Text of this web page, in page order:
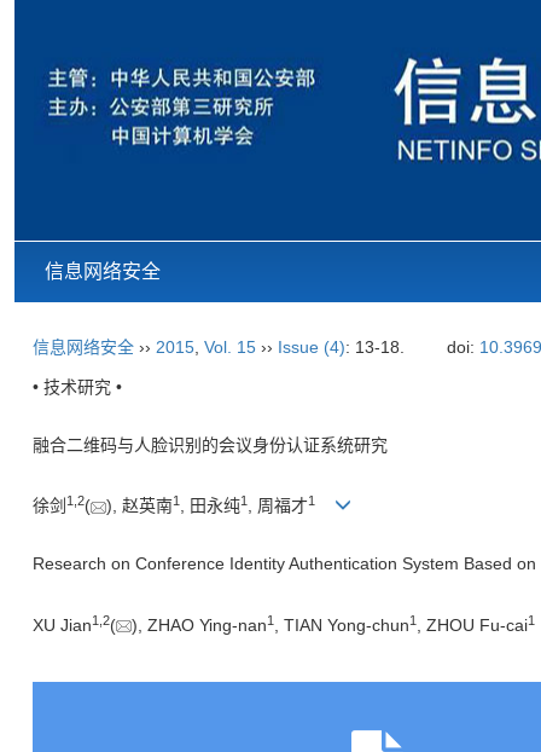
信息网络安全
信息网络安全 ›› 2015 Vol. 15 ›› Issue (4): 13-18. doi:
• 技术研究 •
融合二维码与人脸识别的会议身份认证系统研究
徐剑 1, 2( ), 赵英南1 , 田永纯1 , 周福才1
Research on Conference Identity Authentication System Based
XU Jian1, 2( ), ZHAO Ying-nan1 , TIAN Yong-chun1 , ZHOU Fu-cai1